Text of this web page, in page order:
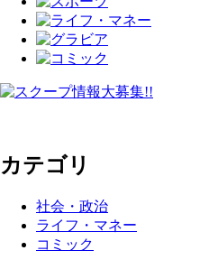
カテゴリ
社会・政治
ライフ・マネー
コミック